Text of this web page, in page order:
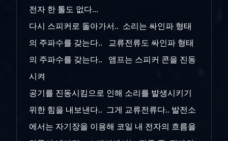
전자 한 톨도 없다...
다시 스피커로 돌아가서.. 소리는 싸인파 형태
의 주파수를 갖는다.. 교류전류도 싸인파 형태
의 주파수를 갖는다.. 앰프는 스피커 콘을 진동
시켜
공기를 진동시킴으로 인해 소리를 발생시키기
위한 힘을 내보낸다.. 그게 교류전류다.. 발전소
에서는 자기장을 이용해 코일 내 전자의 흐름을